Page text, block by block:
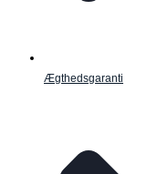
Ægthedsgaranti